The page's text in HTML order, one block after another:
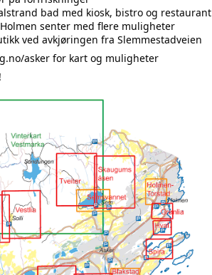
bad med kiosk, bistro og restaurant
senter med flere muligheter
ved avkjøringen fra Slemmestadveien
asker for kart og muligheter